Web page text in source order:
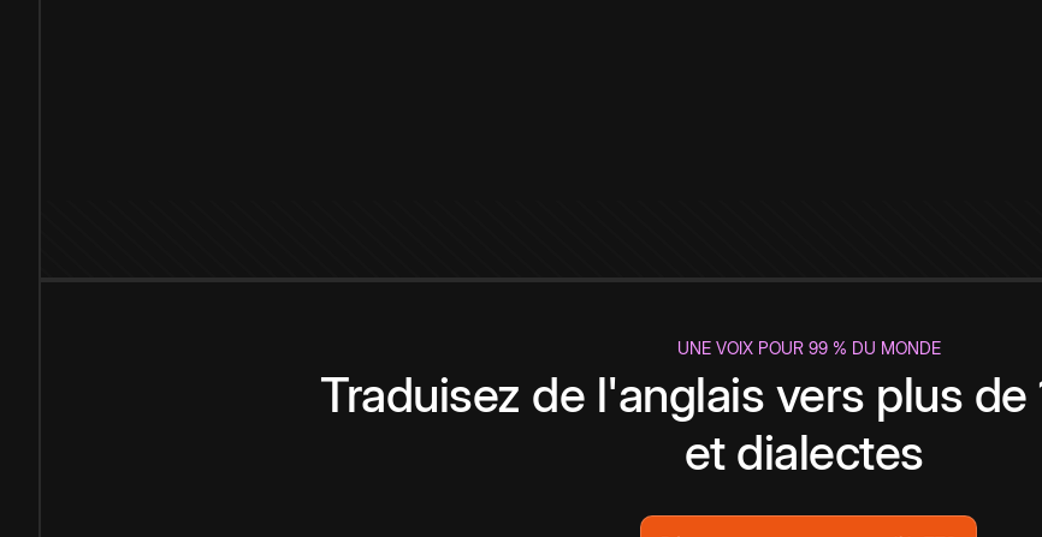
UNE VOIX POUR 99 % DU MONDE
Traduisez de l'anglais vers plus de
et dialectes